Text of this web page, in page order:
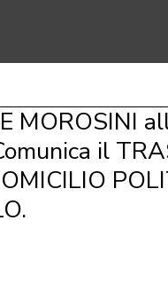
MOROSINI
il